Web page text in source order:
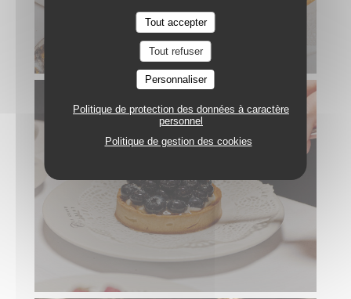
Tout accepter
Tout refuser
Personnaliser
Politique de protection des données à caractère
personnel
Politique de gestion des cookies